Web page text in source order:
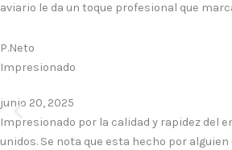
aviario le da un toque profesional que
P.Neto
Impresionado
junio 20, 2025
Impresionado por la calidad y rapidez del
unidos. Se nota que esta hecho por